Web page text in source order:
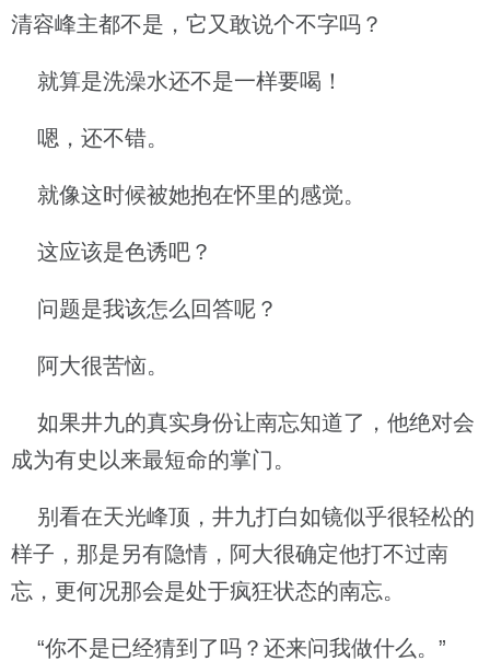
清容峰主都不是，它又敢说个不字吗？
就算是洗澡水还不是一样要喝！
嗯，还不错。
就像这时候被她抱在怀里的感觉。
这应该是色诱吧？
问题是我该怎么回答呢？
阿大很苦恼。
如果井九的真实身份让南忘知道了，他绝对会
成为有史以来最短命的掌门。
别看在天光峰顶，井九打白如镜似乎很轻松的
样子，那是另有隐情，阿大很确定他打不过南
忘，更何况那会是处于疯狂状态的南忘。
“你不是已经猜到了吗？还来问我做什么。”